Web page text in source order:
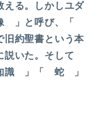
える。しかしユダ
」と呼び、「
約聖書という本
説いた。そして
識 」「 蛇 」